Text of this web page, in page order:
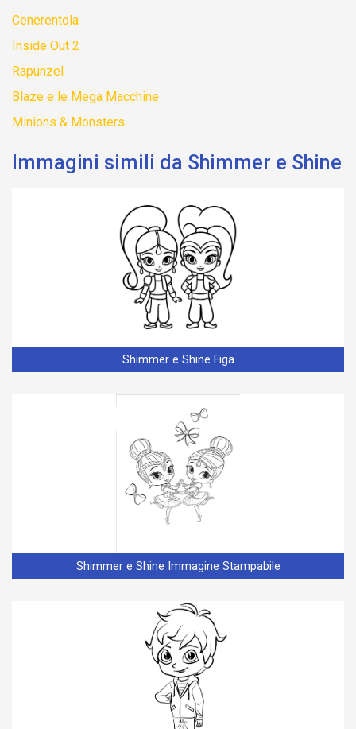
Cenerentola
Inside Out 2
Rapunzel
Blaze e le Mega Macchine
Minions & Monsters
Immagini simili da Shimmer e Shine
Shimmer e Shine Figa
Shimmer e Shine Immagine Stampabile